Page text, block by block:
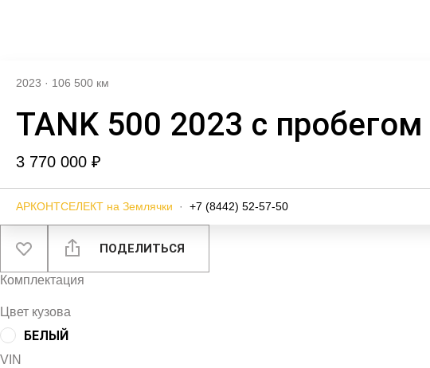
2023 · 106 500 км
TANK 500 2023 с
3 770 000 ₽
АРКОНТСЕЛЕКТ на Землячки · +7 (8442) 52-57-50
ПОДЕЛИТЬСЯ
Комплектация
Цвет кузова
БЕЛЫЙ
VIN